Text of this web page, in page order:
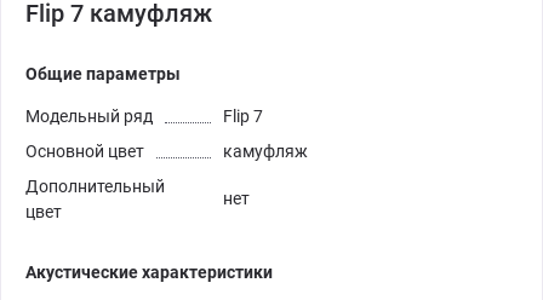
Flip 7 камуфляж
Общие параметры
Модельный ряд
Flip 7
Основной цвет
камуфляж
Дополнительный
цвет
нет
Акустические характеристики